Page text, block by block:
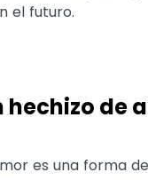
el futuro.
hechizo de
es una forma